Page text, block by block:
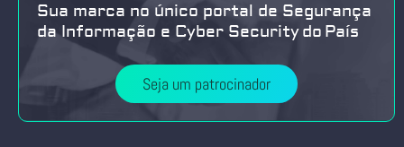
Sua marca no único portal de Segurança
da Informação e Cyber Security do País
Seja um patrocinador